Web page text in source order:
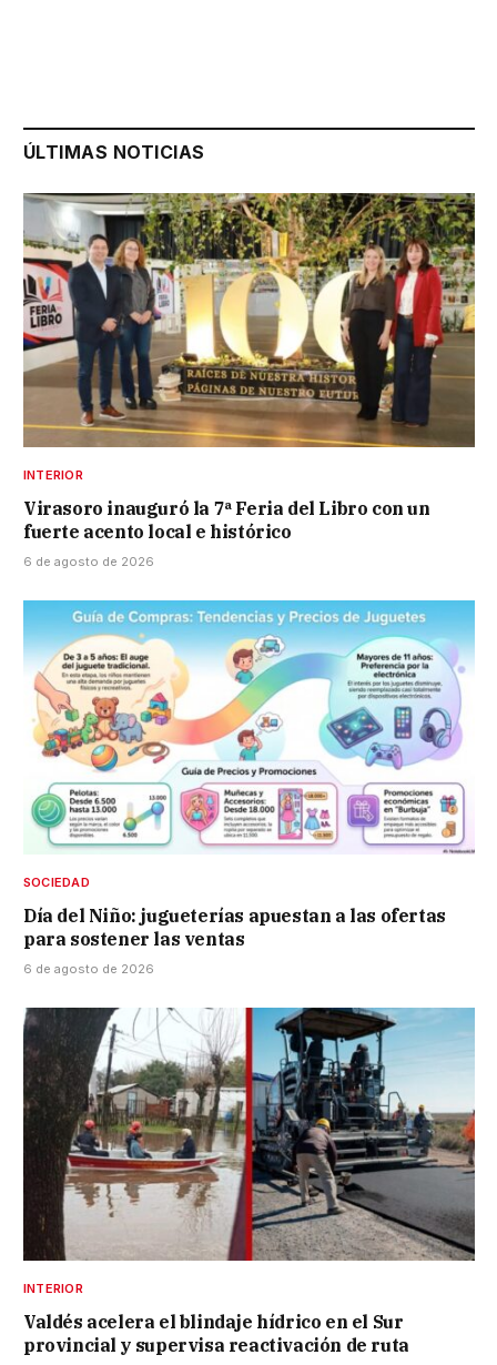
ÚLTIMAS NOTICIAS
INTERIOR
Virasoro inauguró la 7ª Feria del Libro con un
fuerte acento local e histórico
6 de agosto de 2026
SOCIEDAD
Día del Niño: jugueterías apuestan a las ofertas
para sostener las ventas
6 de agosto de 2026
INTERIOR
Valdés acelera el blindaje hídrico en el Sur
provincial y supervisa reactivación de ruta